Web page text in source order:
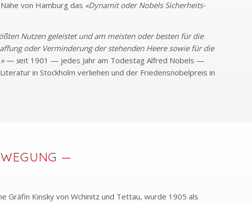
von Hamburg das «Dynamit oder Nobels Sicherheits-
Nutzen geleistet und am meisten oder besten für die
oder Verminderung der stehenden Heere sowie für die
— seit 1901 — jedes Jahr am Todestag Alfred Nobels —
in Stockholm verliehen und der Friedensnobelpreis in
—
Gräfin Kinsky von Wchinitz und Tettau, wurde 1905 als